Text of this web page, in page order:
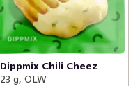
Dippmix Chili Cheez
23 g, OLW